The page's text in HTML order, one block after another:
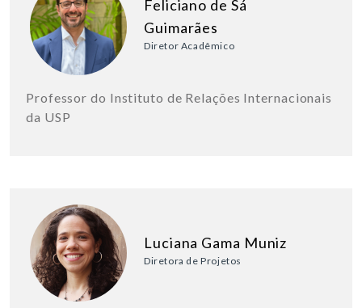
Feliciano de Sá
Guimarães
Diretor Acadêmico
Professor do Instituto de Relações Internacionais
da USP
Luciana Gama Muniz
Diretora de Projetos